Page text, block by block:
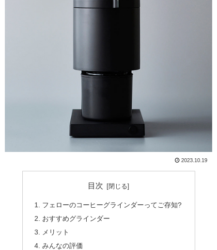
2023.10.19
目次
フェローのコーヒーグラインダーってご存知?
おすすめグラインダー
メリット
みんなの評価